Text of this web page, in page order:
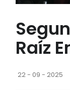
Raíz
22 - 09 - 2025